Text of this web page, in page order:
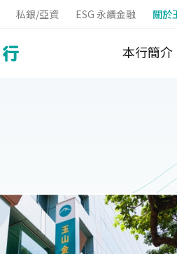
私銀/亞資 ESG 永續金融 關於
本行簡介